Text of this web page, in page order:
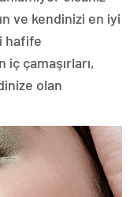
ve kendinizi en iyi
hafife
iç çamaşırları,
olan